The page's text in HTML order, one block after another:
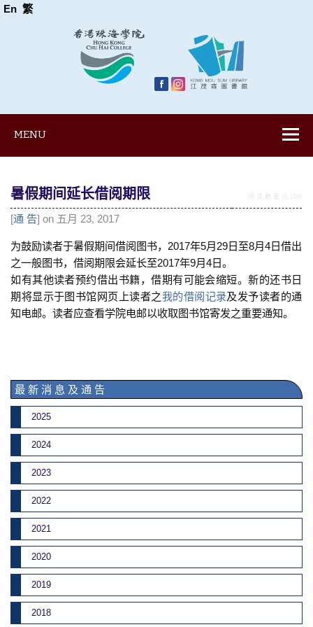
En 繁
MENU
暑假期间延长借阅期限 阅 读 数 量 (8,159)
[通 告] on 五月 23, 2017
为鼓励读者于暑假期间借阅图书，2017年5月29日至8月4日借出
之一般图书，借阅期限会延长至2017年9月4日。
如有其他读者预约借出书籍，借期有可能会缩短。新的还书日
期将显示于图书馆网页上读者之我的借阅记录及发予读者的通
知电邮。读者应查看学院电邮以收取图书馆寄发之重要通知。
最 新 消 息 及 通 告
2025
2024
2023
2022
2021
2020
2019
2018